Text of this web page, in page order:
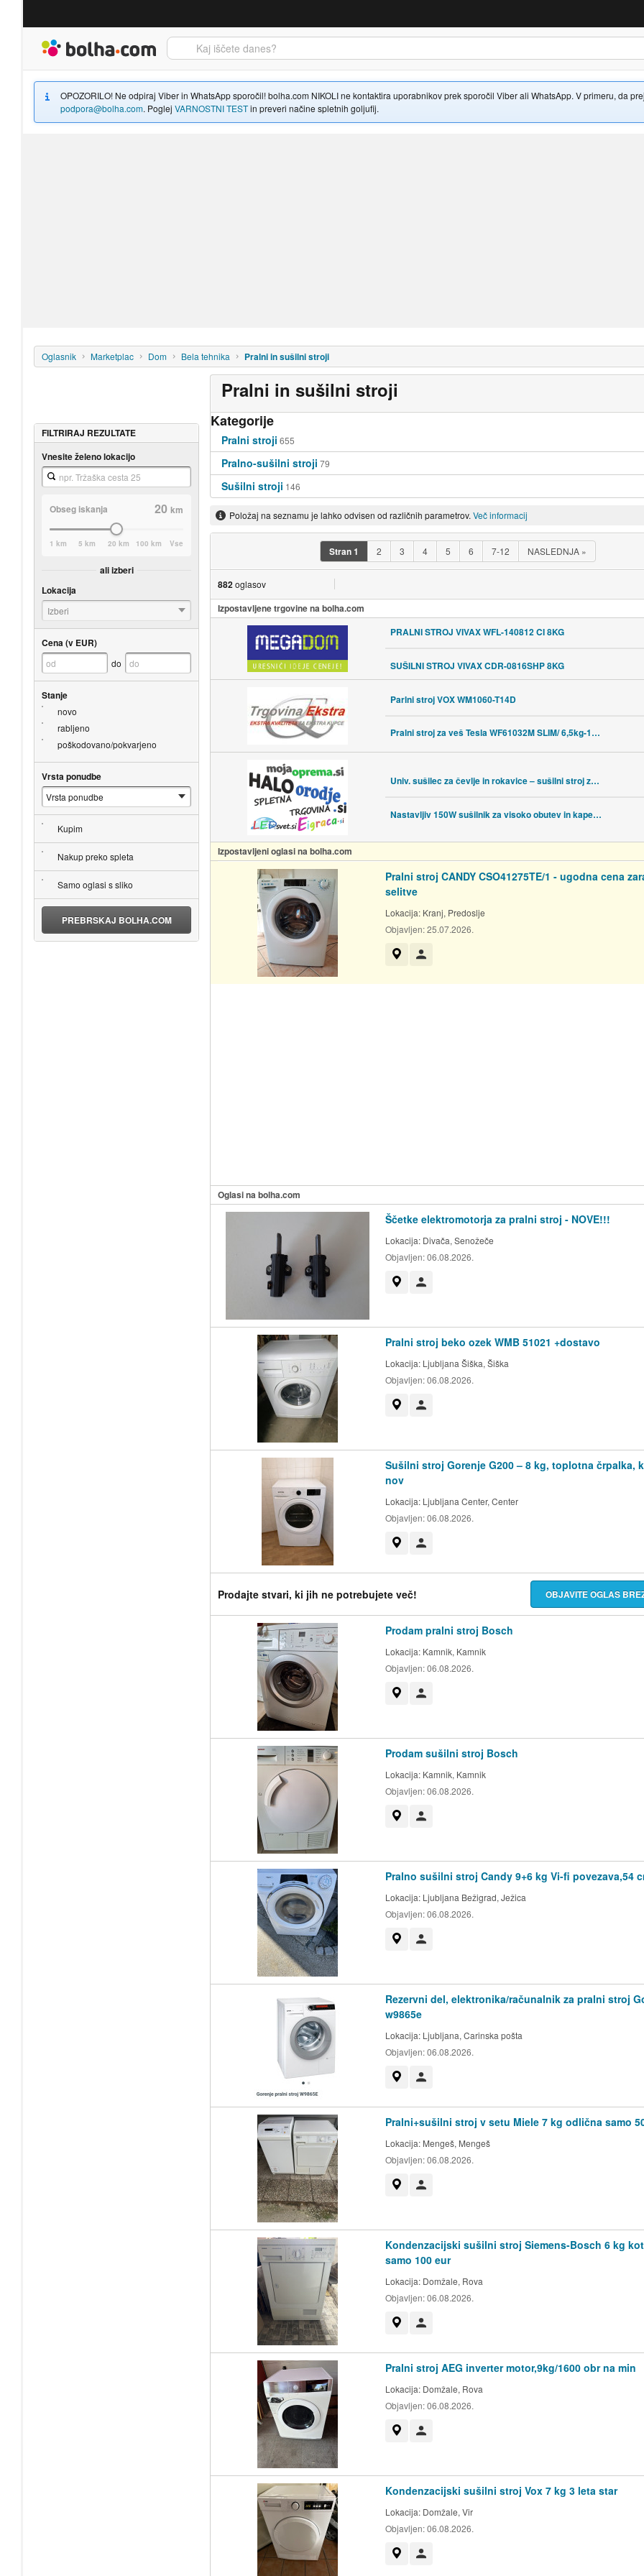
OPOZORILO! Ne odpiraj Viber in WhatsApp sporočil! bolha.com NIKOLI ne kontaktira uporabnikov prek sporočil Viber ali WhatsApp. V primeru, da
podpora@bolha.com. Poglej VARNOSTNI TESTin preveri načine spletnih goljufij.
Oglasnik Marketplac Dom Bela tehnika Pralni in sušilni stroji
Pralni in sušilni stroji
Kategorije
Pralni stroji 655
Pralno-sušilni stroji 79
Sušilni stroji 146
Položaj na seznamu je lahko odvisen od različnih parametrov. Več informacij
Stran1 2 3 4 5 6 7-12 NASLEDNJA »
882oglasov
Izpostavljene trgovine na bolha.com
PRALNI STROJ VIVAX WFL-140812 CI 8KG
SUŠILNI STROJ VIVAX CDR-0816SHP 8KG
Parlni stroj VOX WM1060-T14D
Pralni stroj za veš Tesla WF61032M SLIM/ 6,5kg-1000rpm
Univ. sušilec za čevlje in rokavice – sušilni stroj za obutev 11cm
Nastavljiv 150W sušilnik za visoko obutev in kape 230V
Izpostavljeni oglasi na bolha.com
Pralni stroj CANDY CSO41275TE/1 - ugodna cena
selitve
Lokacija: Kranj, Predoslje
Objavljen:25.07.2026.
Oglasi na bolha.com
Ščetke elektromotorja za pralni stroj - NOVE!!!
Lokacija: Divača, Senožeče
Objavljen:06.08.2026.
Pralni stroj beko ozek WMB 51021 +dostavo
Lokacija: Ljubljana Šiška, Šiška
Objavljen:06.08.2026.
Sušilni stroj Gorenje G200 – 8 kg, toplotna črpalka,
nov
Lokacija: Ljubljana Center, Center
Objavljen:06.08.2026.
Prodajte stvari, ki jih ne potrebujete več! OBJAVITE OGLAS
Prodam pralni stroj Bosch
Lokacija: Kamnik, Kamnik
Objavljen:06.08.2026.
Prodam sušilni stroj Bosch
Lokacija: Kamnik, Kamnik
Objavljen:06.08.2026.
Pralno sušilni stroj Candy 9+6 kg Vi-fi povezava,54
Lokacija: Ljubljana Bežigrad, Ježica
Objavljen:06.08.2026.
Rezervni del, elektronika/računalnik za pralni stroj
w9865e
Lokacija: Ljubljana, Carinska pošta
Objavljen:06.08.2026.
Pralni+sušilni stroj v setu Miele 7 kg odlična samo
Lokacija: Mengeš, Mengeš
Objavljen:06.08.2026.
Kondenzacijski sušilni stroj Siemens-Bosch 6 kg
samo 100 eur
Lokacija: Domžale, Rova
Objavljen:06.08.2026.
Pralni stroj AEG inverter motor,9kg/1600 obr na min
Lokacija: Domžale, Rova
Objavljen:06.08.2026.
Kondenzacijski sušilni stroj Vox 7 kg 3 leta star
Lokacija: Domžale, Vir
Objavljen:06.08.2026.
FILTRIRAJ REZULTATE
Vnesite želeno lokacijo
Obseg iskanja 20km
1 km 5 km 20 km 100 km Vse
ali izberi
Lokacija
Izberi
Cena (v EUR)
do
Stanje
novo
rabljeno
poškodovano/pokvarjeno
Vrsta ponudbe
Kupim
Nakup preko spleta
Samo oglasi s sliko
PREBRSKAJ BOLHA.COM